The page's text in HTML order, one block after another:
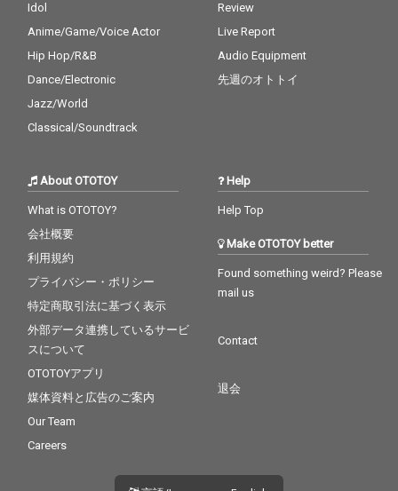
Idol
Anime/Game/Voice Actor
Hip Hop/R&B
Dance/Electronic
Jazz/World
Classical/Soundtrack
Review
Live Report
Audio Equipment
先週のオトトイ
About OTOTOY
What is OTOTOY?
会社概要
利用規約
プライバシー・ポリシー
特定商取引法に基づく表示
外部データ連携しているサービ
スについて
OTOTOYアプリ
媒体資料と広告のご案内
Our Team
Careers
Help
Help Top
Make OTOTOY better
Found something weird? Please
mail us
Contact
退会